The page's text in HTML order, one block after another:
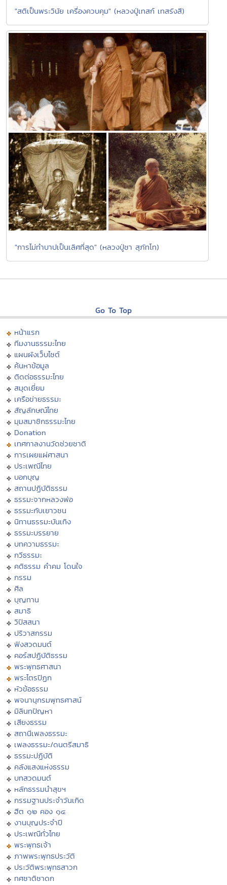
"สติเป็นพระวินัย เครื่องควบคุม" (หลวงปู่เทสก์ เทสรังสี)
"การไม่ทำบาปเป็นเลิศที่สุด" (หลวงปู่ชา สุภัทโท)
Go To Top
หน้าแรก
ทีมงานธรรมะไทย
แผนผังเว็บไซต์
ค้นหาข้อมูล
ติดต่อธรรมะไทย
สมุดเยี่ยม
เครือข่ายธรรมะ
สัญลักษณ์ไทย
มุมสมาชิกธรรมะไทย
Donation
เทศกาลงานวัดช่วยชาติ
การเผยแผ่ศาสนา
ประเพณีไทย
บอกบุญ
สถานปฏิบัติธรรม
ธรรมะจากหลวงพ่อ
ธรรมะกับเยาวชน
นิทานธรรมะบันเทิง
ธรรมะบรรยาย
บทความธรรมะ
กวีธรรมะ
คติธรรม คำคม โดนใจ
กรรม
ศีล
บุญทาน
สมาธิ
วิปัสสนา
ปริวาสกรรม
ฟังสวดมนต์
คอร์สปฏิบัติธรรม
พระพุทธศาสนา
พระไตรปิฏก
หัวข้อธรรม
พจนานุกรมพุทธศาสน์
มิลินทปัญหา
เสียงธรรม
สถานีเพลงธรรมะ
เพลงธรรมะ/ดนตรีสมาธิ
ธรรมะปฏิบัติ
คลังแสงแห่งธรรม
บทสวดมนต์
หลักธรรมนำสุขฯ
กรรมฐานประจำวันเกิด
ฮีต ๑๒ คอง ๑๔
งานบุญประจำปี
ประเพณีทั่วไทย
พระพุทธเจ้า
ภาพพระพุทธประวัติ
ประวัติพระพุทธสาวก
ทศชาติชาดก